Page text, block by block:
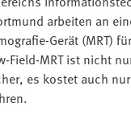
arbeiten an
Gerät (MRT)
Field-MRT ist nicht
es kostet auch